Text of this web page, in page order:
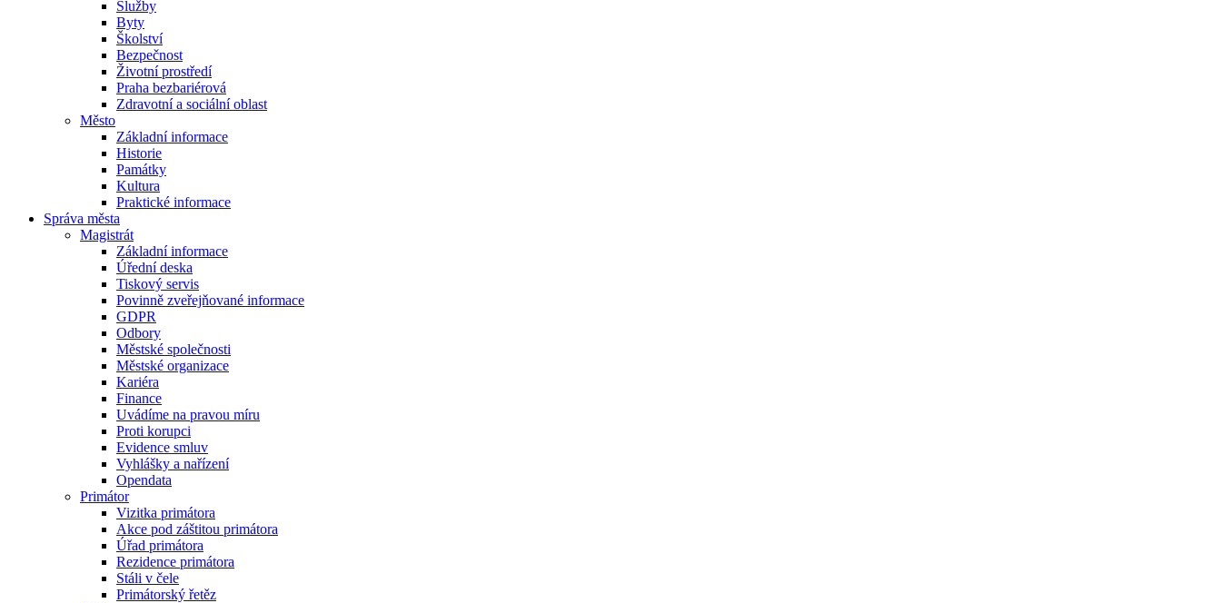
Služby
Byty
Školství
Bezpečnost
Životní prostředí
Praha bezbariérová
Zdravotní a sociální oblast
Město
Základní informace
Historie
Památky
Kultura
Praktické informace
Správa města
Magistrát
Základní informace
Úřední deska
Tiskový servis
Povinně zveřejňované informace
GDPR
Odbory
Městské společnosti
Městské organizace
Kariéra
Finance
Uvádíme na pravou míru
Proti korupci
Evidence smluv
Vyhlášky a nařízení
Opendata
Primátor
Vizitka primátora
Akce pod záštitou primátora
Úřad primátora
Rezidence primátora
Stáli v čele
Primátorský řetěz